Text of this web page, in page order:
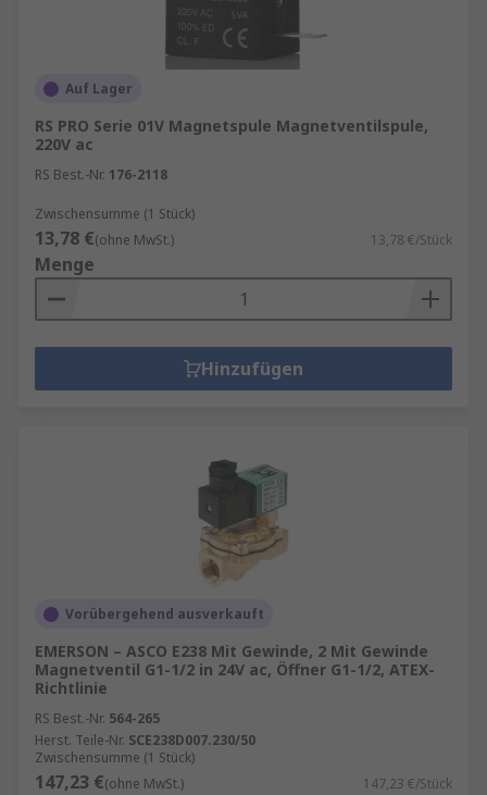
Auf Lager
RS PRO Serie 01V Magnetspule Magnetventilspule,
220V ac
RS Best.-Nr. 176-2118
Zwischensumme (1 Stück)
13,78 €(ohne MwSt.) 13,78 €/Stück
Menge
Hinzufügen
Vorübergehend ausverkauft
EMERSON – ASCO E238 Mit Gewinde, 2 Mit Gewinde
Magnetventil G1-1/2 in 24V ac, Öffner G1-1/2, ATEX-
Richtlinie
RS Best.-Nr. 564-265
Herst. Teile-Nr. SCE238D007.230/50
Zwischensumme (1 Stück)
147,23 €(ohne MwSt.) 147,23 €/Stück